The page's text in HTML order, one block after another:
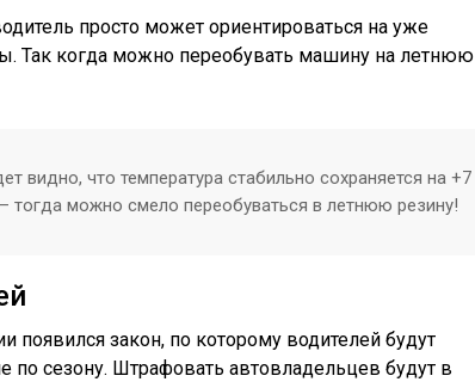
просто может ориентироваться на уже
Так когда можно переобувать машину на летнюю
видно, что температура стабильно сохраняется на +7
тогда можно смело переобуваться в летнюю резину!
появился закон, по которому водителей будут
по сезону. Штрафовать автовладельцев будут в